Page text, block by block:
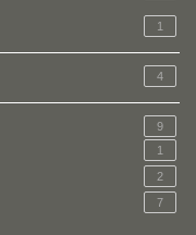
1
4
9
1
2
7